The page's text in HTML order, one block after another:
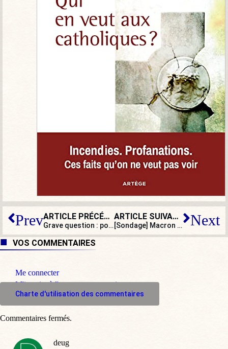
Prev ARTICLE PRÉCÉDENT
Grave question : poignets mousquetaire ou à boutons ?
ARTICLE SUIVANT
[Sondage] Macron a-t-il raison de parler de « décivilisation » ? Next
VOS COMMENTAIRES
Me connecter
M'inscrire à l'espace commentaire
Charte d'utilisation des commentaires
deug
Commentaires fermés.